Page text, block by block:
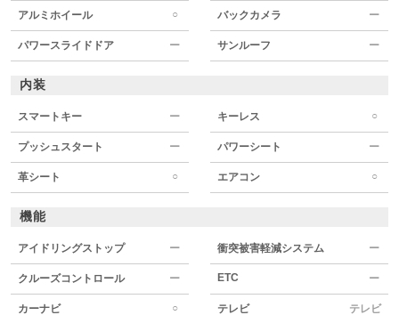
アルミホイール ○ バックカメラ ー
パワースライドドア ー サンルーフ ー
内装
スマートキー ー キーレス ○
プッシュスタート ー パワーシート ー
革シート ○ エアコン ○
機能
アイドリングストップ ー 衝突被害軽減システム ー
クルーズコントロール ー ETC ー
カーナビ ○ テレビ テレビ